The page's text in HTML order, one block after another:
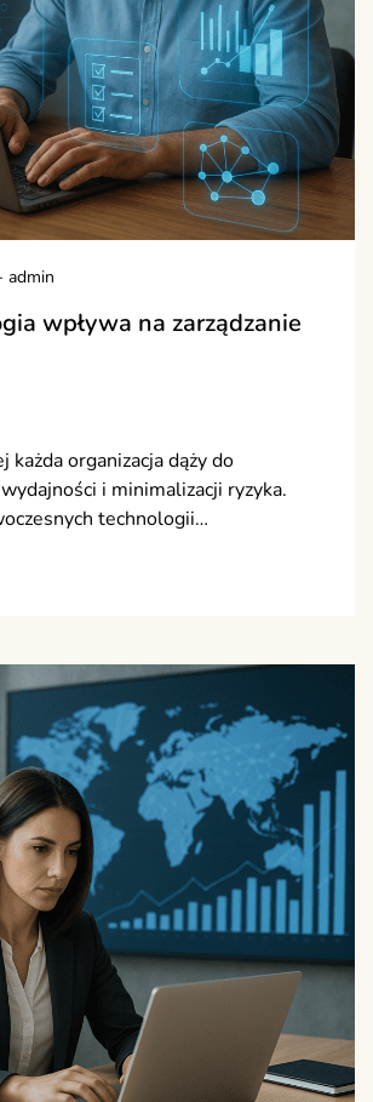
admin
wpływa na zarządzanie
każda organizacja dąży do
i minimalizacji ryzyka.
technologii…